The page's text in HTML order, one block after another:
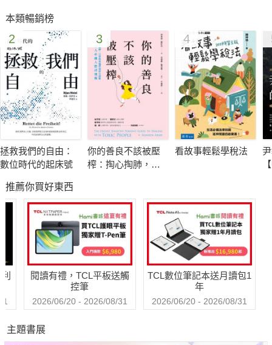
──社會學家與他們實際相遇，撿拾理論也無法分析的片?斷?人?
間。
「我們自己與我們的世界，不僅會說故事，更是由故事所構築而
成。」
然而，當故事被打斷、撕裂、產生矛盾的時候，
或許才是我們面對自己與這世界最真實模樣的時刻。
岸政?是一位專長生活史的社會學家，也是一名入圍芥川獎的小
之心，寫下那些散落於日常的「無意義」，寫下那樣的片斷所集
結而成的這個世界，以及在這個世界上的我們，正與某個誰所產
生的某種連結。
「我們的人生或經驗都是毫無意義的。但即使如此──或說『正因
如此』──它們才會如此美麗。我們不用為人生賦予過剩的、陳腔
美。而且，這樣的人生是錯過不再的，而那裡所流的血也是真真
實實的血（而非故事而已）。」──岸 政?
本類暢銷榜
2
拯救我們的自由：
數位時代的起床號
3
你的善良不該被壓
榨：掏心掏肺，只
人際清理術
4
看故事輕鬆學稅法
推薦你買好東西
閱讀有禮，TCL平板送觸
控筆
2026/06/20 - 2026/08/31
TCL數位筆記本送月讀包1
年
2026/06/20 - 2026/08/31
主題書展